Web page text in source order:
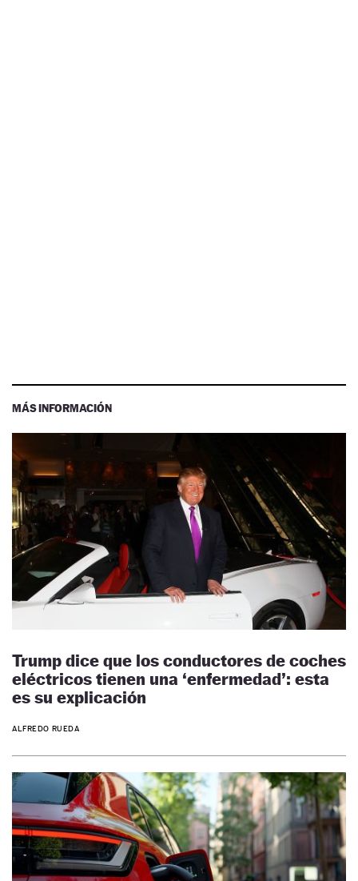
MÁS INFORMACIÓN
Trump dice que los conductores de coches
eléctricos tienen una ‘enfermedad’: esta
es su explicación
ALFREDO RUEDA